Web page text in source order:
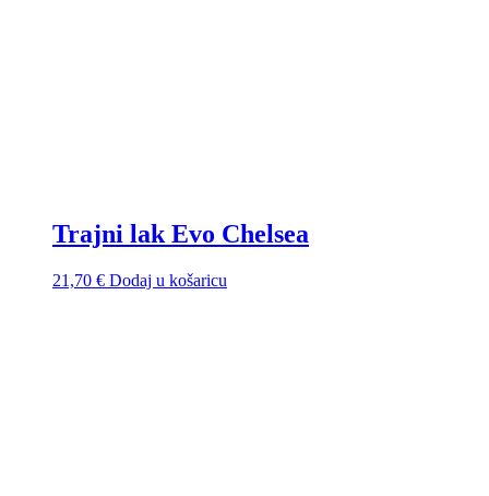
Trajni lak Evo Chelsea
21,70 € Dodaj u košaricu